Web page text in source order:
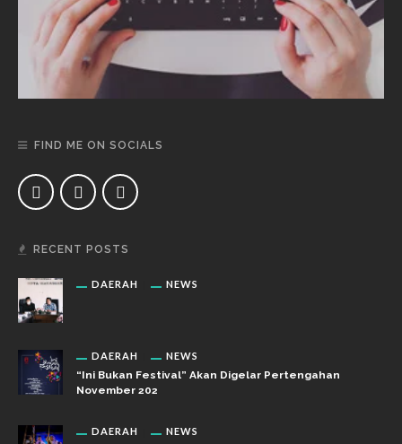
FIND ME ON SOCIALS
RECENT POSTS
DAERAH NEWS
DAERAH NEWS
“Ini Bukan Festival” Akan Digelar Pertengahan
November 202
DAERAH NEWS